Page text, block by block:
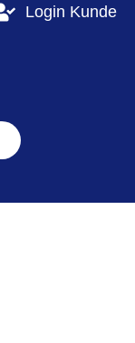
Login Kunde